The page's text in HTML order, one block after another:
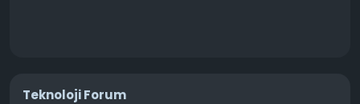
Teknoloji Forum